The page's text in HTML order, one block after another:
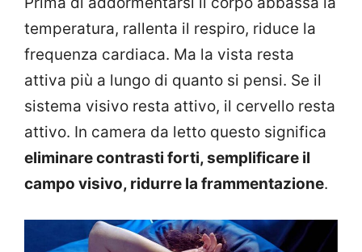
temperatura, rallenta il respiro, riduce la
frequenza cardiaca. Ma la vista resta
attiva più a lungo di quanto si pensi. Se il
sistema visivo resta attivo, il cervello resta
attivo. In camera da letto questo significa
eliminare contrasti forti, semplificare il
campo visivo, ridurre la frammentazione.